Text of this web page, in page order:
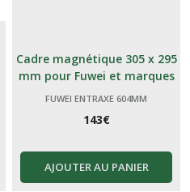
Cadre magnétique 305 x 295
mm pour Fuwei et marques
génériques Chinoises
FUWEI ENTRAXE 604MM
143€
AJOUTER AU PANIER